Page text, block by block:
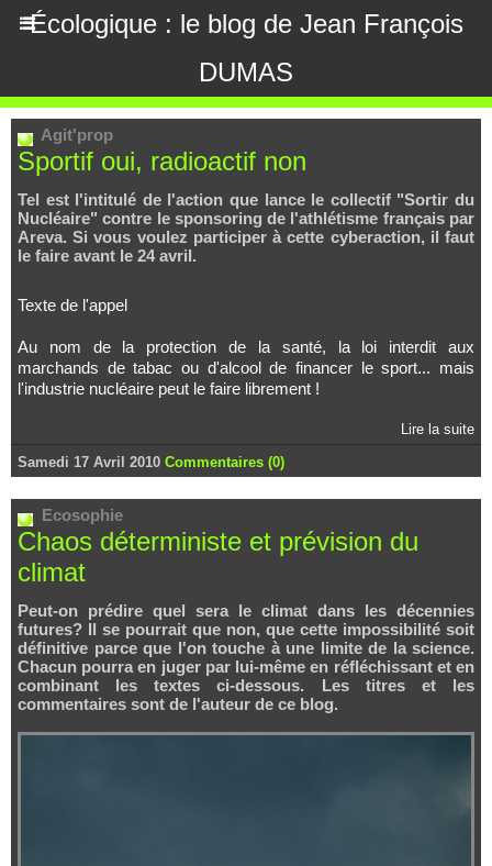
Écologique : le blog de Jean François
DUMAS
Agit'prop
Sportif oui, radioactif non
Tel est l'intitulé de l'action que lance le collectif "Sortir du
Nucléaire" contre le sponsoring de l'athlétisme français par
Areva. Si vous voulez participer à cette cyberaction, il faut
le faire avant le 24 avril.
Texte de l'appel
Au nom de la protection de la santé, la loi interdit aux
marchands de tabac ou d'alcool de financer le sport... mais
l'industrie nucléaire peut le faire librement !
Lire la suite
Samedi 17 Avril 2010 Commentaires (0)
Ecosophie
Chaos déterministe et prévision du
climat
Peut-on prédire quel sera le climat dans les décennies
futures? Il se pourrait que non, que cette impossibilité soit
définitive parce que l'on touche à une limite de la science.
Chacun pourra en juger par lui-même en réfléchissant et en
combinant les textes ci-dessous. Les titres et les
commentaires sont de l'auteur de ce blog.